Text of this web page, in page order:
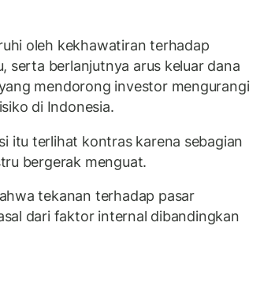
oleh kekhawatiran terhadap
serta berlanjutnya arus keluar dana
mendorong investor mengurangi
di Indonesia.
itu terlihat kontras karena sebagian
bergerak menguat.
tekanan terhadap pasar
dari faktor internal dibandingkan